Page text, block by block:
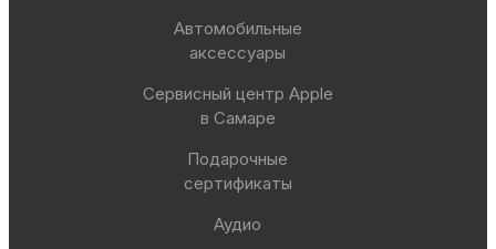
Автомобильные
аксессуары
Сервисный центр Apple
в Самаре
Подарочные
сертификаты
Аудио